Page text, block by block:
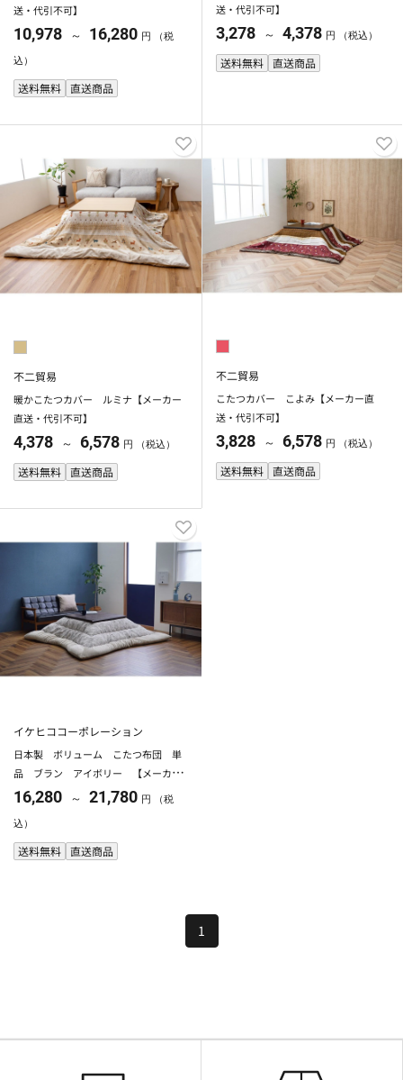
送・代引不可】
10,978 ～ 16,280 円 （税
込）
送料無料 直送商品
送・代引不可】
3,278 ～ 4,378 円 （税込）
送料無料 直送商品
不二貿易
暖かこたつカバー ルミナ【メーカー
直送・代引不可】
4,378 ～ 6,578 円 （税込）
送料無料 直送商品
不二貿易
こたつカバー こよみ【メーカー直
送・代引不可】
3,828 ～ 6,578 円 （税込）
送料無料 直送商品
イケヒココーポレーション
日本製 ボリューム こたつ布団 単
品 ブラン アイボリー 【メーカー
直送・代引不可】
16,280 ～ 21,780 円 （税
込）
送料無料 直送商品
1